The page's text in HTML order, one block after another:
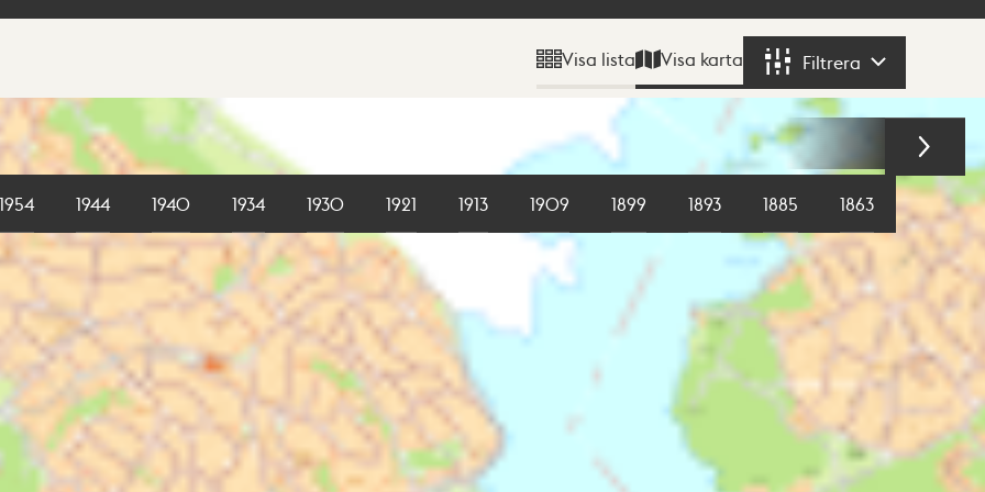
Visa lista Visa karta Filtrera
1954 1944 1940 1934 1930 1921 1913 1909 1899 1893 1885 1863 1855